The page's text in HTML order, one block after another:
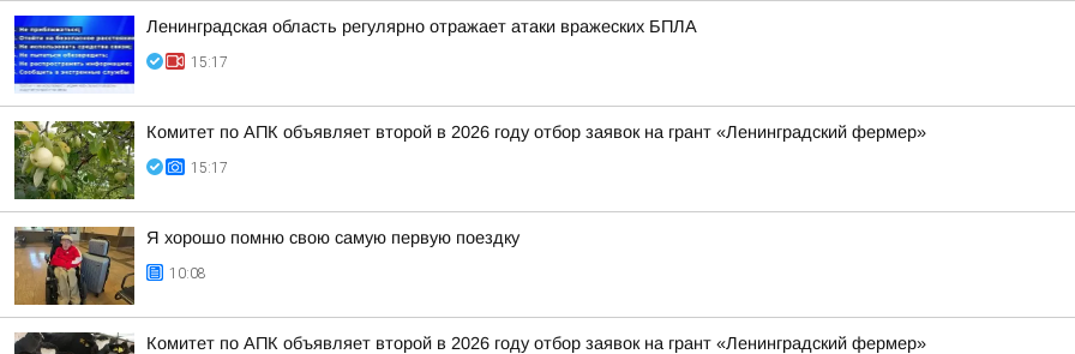
Ленинградская область регулярно отражает атаки вражеских БПЛА
15:17
Комитет по АПК объявляет второй в 2026 году отбор заявок на грант «Ленинградский фермер»
15:17
Я хорошо помню свою самую первую поездку
10:08
Комитет по АПК объявляет второй в 2026 году отбор заявок на грант «Ленинградский фермер»